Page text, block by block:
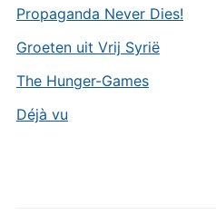
Propaganda Never Dies!
Groeten uit Vrij Syrië
The Hunger-Games
Déjà vu